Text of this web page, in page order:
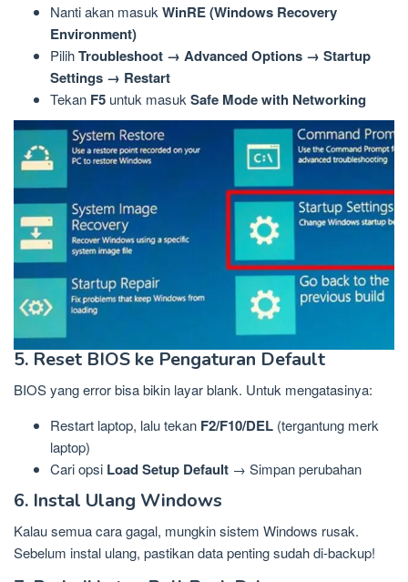
Nanti akan masuk WinRE (Windows Recovery
Environment)
PilihTroubleshoot → Advanced Options → Startup
Settings → Restart
Tekan F5 untuk masuk Safe Mode with Networking
5. Reset BIOS ke Pengaturan Default
BIOS yang error bisa bikin layar blank. Untuk mengatasinya:
Restart laptop, lalu tekan F2/F10/DEL (tergantung merk
laptop)
Cari opsi Load Setup Default → Simpan perubahan
6. Instal Ulang Windows
Kalau semua cara gagal, mungkin sistem Windows rusak.
Sebelum instal ulang, pastikan data penting sudah di-backup!